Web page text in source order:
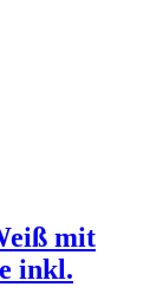
mit
inkl.